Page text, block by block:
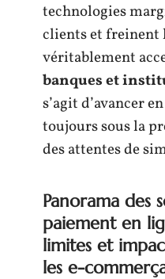
technologies
clients et freinent
véritablement
banques et
s’agit d’avancer
toujours sous la
des attentes de
Panorama des
paiement en
limites et
les e-